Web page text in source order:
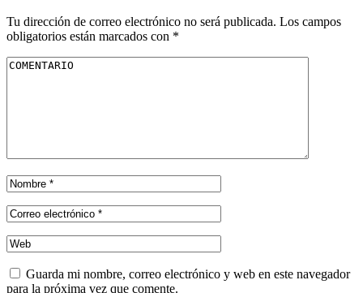
Tu dirección de correo electrónico no será publicada. Los campos
obligatorios están marcados con *
Guarda mi nombre, correo electrónico y web en este navegador
para la próxima vez que comente.